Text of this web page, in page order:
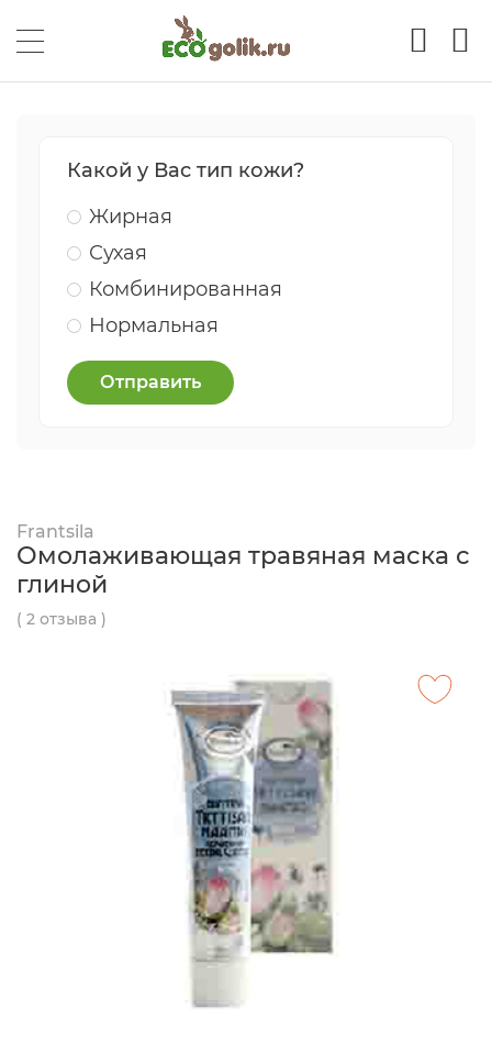
Какой у Вас тип кожи?
Жирная
Сухая
Комбинированная
Нормальная
Отправить
Frantsila
Омолаживающая травяная маска с
глиной
( 2 отзыва )